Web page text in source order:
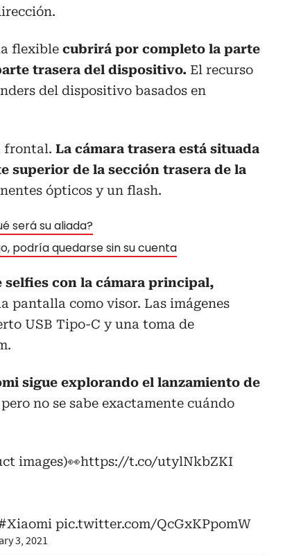
flexible cubrirá por completo la parte
trasera del dispositivo. El recurso
del dispositivo basados en
frontal. La cámara trasera está situada
superior de la sección trasera de la
ópticos y un flash.
será su aliada?
podría quedarse sin su cuenta
selfies con la cámara principal,
pantalla como visor. Las imágenes
USB Tipo-C y una toma de
sigue explorando el lanzamiento de
pero no se sabe exactamente cuándo
images)👀https://t.co/utylNkbZKI
pic.twitter.com/QcGxKPpomW
3, 2021